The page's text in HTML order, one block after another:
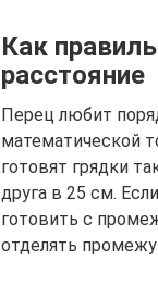
Как
расстояние
Перец любит
математической
готовят грядки
друга в 25 см.
готовить с
отделять